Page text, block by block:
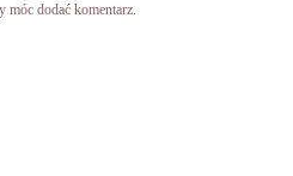
móc dodać komentarz.